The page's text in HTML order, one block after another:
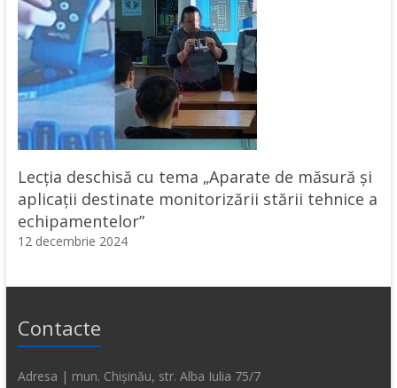
Lecţia deschisă cu tema „Aparate de măsură și
aplicații destinate monitorizării stării tehnice a
echipamentelor”
12 decembrie 2024
Contacte
Adresa | mun. Chișinău, str. Alba Iulia 75/7